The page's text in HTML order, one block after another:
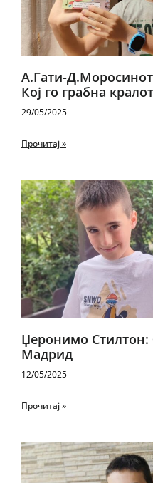
А.Гати-
Кој го грабна
29/05/2025
Прочитај »
Џеронимо Стилтон:
Мадрид
12/05/2025
Прочитај »